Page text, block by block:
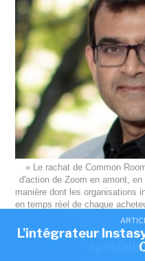
Zoom acquiert la
« Le rachat de Common
d'action de Zoom en amont,
manière dont les organisations
en temps réel de chaque
Zoom annonce avoir
L'intégrateur